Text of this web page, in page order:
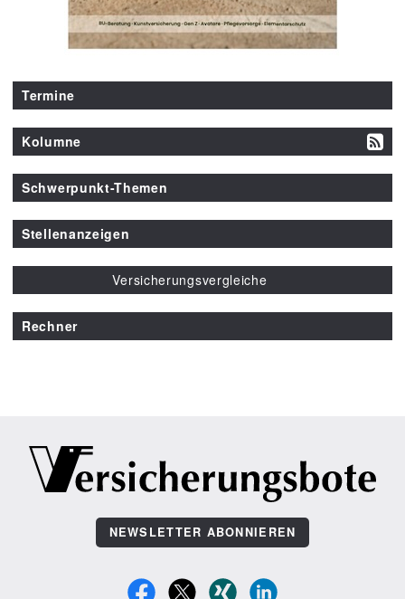
Termine
Kolumne
Schwerpunkt-Themen
Stellenanzeigen
Versicherungsvergleiche
Rechner
NEWSLETTER ABONNIEREN